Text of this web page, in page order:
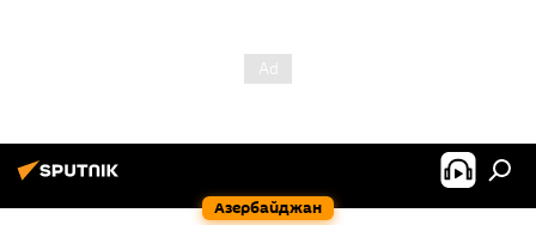
Азербайджан